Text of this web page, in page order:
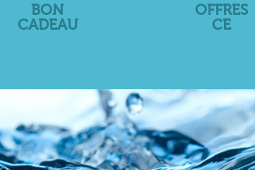
BON
CADEAU
OFFRES
CE